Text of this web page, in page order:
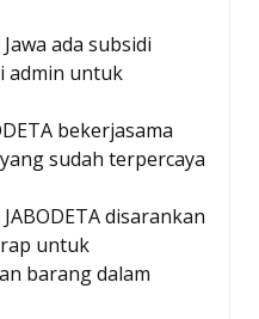
ada subsidi
admin untuk
bekerjasama
sudah terpercaya
disarankan
untuk
barang dalam